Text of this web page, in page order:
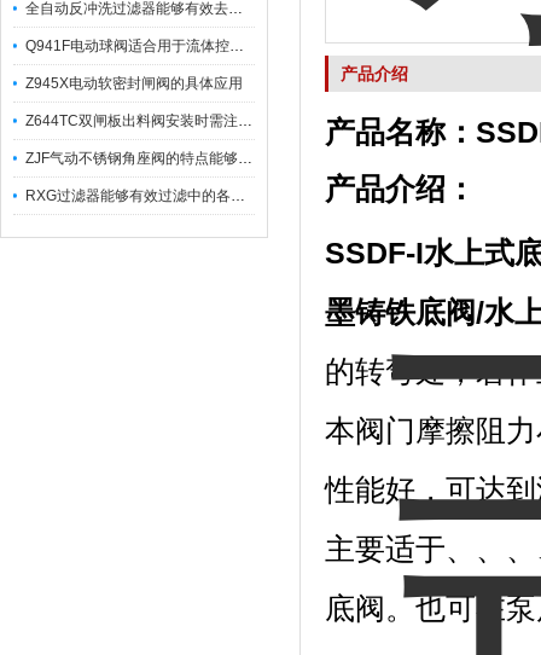
全自动反冲洗过滤器能够有效去除不同粒径的固体杂
Q941F电动球阀适合用于流体控制需要迅速反应的场合
Z945X电动软密封闸阀的具体应用
Z644TC双闸板出料阀安装时需注意哪些事项？
ZJF气动不锈钢角座阀的特点能够稳定地控制介质流量
RXG过滤器能够有效过滤中的各种杂质
产品介绍
产品名称：
产品介绍：
SSDF-I水上式
墨铸铁底阀/水
的转弯处，若
本阀门摩擦阻
性能好，可达
主要适于、、
底阀。也可在